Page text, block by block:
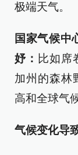
极端天气。
国家气候中
妤： 比如席
加州的森林
高和全球气
气候变化导